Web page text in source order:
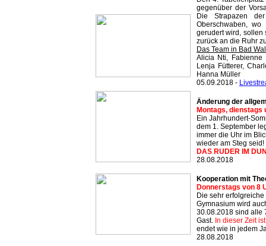
gegenüber der
Die Strapazen
Oberschwaben,
gerudert wird, sollen
zurück an die Ruhr
Das Team in Bad
Alicia Nti, Fabienne
Lenja Fütterer,
Hanna Müller
05.09.2018 -
Änderung der
Montags,
Ein Jahrhundert-
dem 1. September
immer die Uhr im
wieder am Steg seid!
DAS RUDER IM
28.08.2018
Kooperation mit
Donnerstags von 8
Die sehr
Gymnasium wird
30.08.2018 sind alle
Gast. In dieser Zeit
endet wie in jedem
28.08.2018